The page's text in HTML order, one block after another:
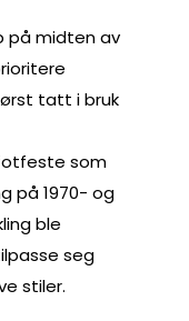
på midten av
tatt i bruk
som
på 1970- og
ble
seg
stiler.